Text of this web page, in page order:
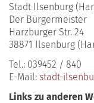
Stadt Ilsenburg
Der Bürgermeister
Harzburger Str. 24
38871 Ilsenburg
Tel.: 039452 / 840
E-Mail: stadt-
Links zu anderen